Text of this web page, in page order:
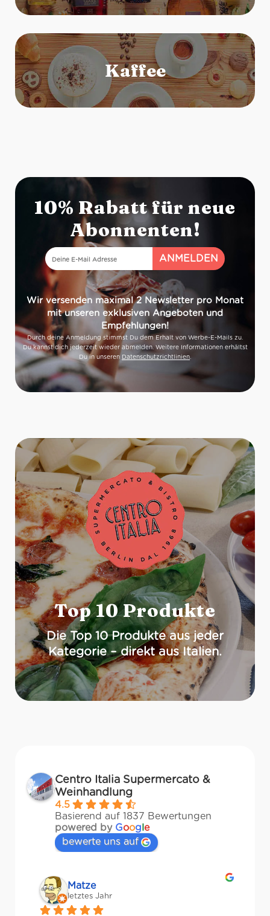
10% Rabatt für neue
Abonnenten!
Wir versenden maximal 2 Newsletter pro Monat
mit unseren exklusiven Angeboten und
Empfehlungen!
Durch deine Anmeldung stimmst Du dem Erhalt von Werbe-E-Mails zu.
Du kannst dich jederzeit wieder abmelden. Weitere Informationen erhältst
Du in unseren Datenschutzrichtlinien
Top 10 Produkte
Die Top 10 Produkte aus jeder
Kategorie – direkt aus Italien.
Centro Italia Supermercato &
Weinhandlung
4.5
Basierend auf 1837 Bewertungen
powered by Google
bewerte uns auf
Matze
letztes Jahr